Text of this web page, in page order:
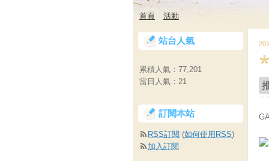
首頁 活動
站台人氣
累積人氣： 77,201
當日人氣： 21
訂閱本站
RSS訂閱 (如何使用RSS)
加入訂閱